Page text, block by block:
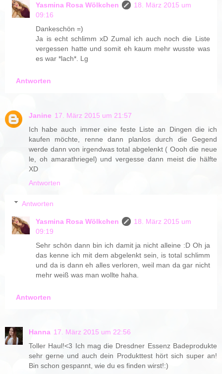
Yasmina Rosa Wölkchen
18. März 2015 um
09:16
Dankeschön =)
Ja is echt schlimm xD Zumal ich auch noch die Liste
vergessen hatte und somit eh kaum mehr wusste was
es war *lach*. Lg
Antworten
Janine 17. März 2015 um 21:57
Ich habe auch immer eine feste Liste an Dingen die ich
kaufen möchte, renne dann planlos durch die Gegend
werde dann von irgendwas total abgelenkt ( Oooh die neue
le, oh amarathriegel) und vergesse dann meist die hälfte
XD
Antworten
Antworten
Yasmina Rosa Wölkchen
18. März 2015 um
09:19
Sehr schön dann bin ich damit ja nicht alleine :D Oh ja
das kenne ich mit dem abgelenkt sein, is total schlimm
und da is dann eh alles verloren, weil man da gar nicht
mehr weiß was man wollte haha.
Antworten
Hanna 17. März 2015 um 22:56
Toller Haul!<3 Ich mag die Dresdner Essenz Badeprodukte
sehr gerne und auch dein Produkttest hört sich super an!
Bin schon gespannt, wie du es finden wirst!:)